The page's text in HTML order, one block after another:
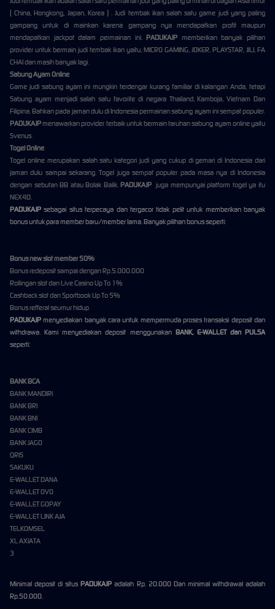
( China, Hongkong, Japan, Korea ) . Judi tembak ikan salah satu game judi yang paling
gampang untuk di mainkan karena gampang nya mendapatkan profit maupun
mendapatkan jackpot dalam permainan ini. PADUKAJP memberikan banyak pilihan
provider untuk bermain judi tembak ikan yaitu, MICRO GAMING, JOKER, PLAYSTAR, JILI, FA
CHAI dan masih banyak lagi.
Sabung Ayam Online
Game judi sabung ayam ini mungkin terdengar kurang familiar di kalangan Anda, tetapi
Sabung ayam menjadi salah satu favorite di negara Thailand, Kamboja, Vietnam Dan
Filipina. Bahkan pada jaman dulu di Indonesia permainan sabung ayam ini sempat populer.
PADUKAJPmenawarkan provider terbaik untuk bermain taruhan sabung ayam online yaitu
Svenus.
Togel Online
Togel online merupakan salah satu kategori judi yang cukup di gemari di Indonesia dari
jaman dulu sampai sekarang. Togel juga sempat populer pada masa nya di Indonesia
dengan sebutan BB atau Bolak Balik. PADUKAJP juga mempunyai platform togel ya itu
NEX4D.
PADUKAJPsebagai situs terpecaya dan tergacor tidak pelit untuk memberikan banyak
bonus untuk para member baru/member lama. Banyak pilihan bonus seperti:
Bonus new slot member 50%
Bonus redeposit sampai dengan Rp.5.000.000
Rollingan slot dan Live Casino Up To 1%
Cashback slot dan Sportbook Up To 5%
Bonus refferal seumur hidup
PADUKAJP menyediakan banyak cara untuk mempermuda proses transaksi deposit dan
withdrawa. Kami menyediakan deposit menggunakan BANK, E-WALLET dan PULSA
seperti:
BANK BCA
BANK MANDIRI
BANK BRI
BANK BNI
BANK CIMB
BANK JAGO
QRIS
SAKUKU
E-WALLET DANA
E-WALLET OVO
E-WALLET GOPAY
E-WALLET LINK AJA
TELKOMSEL
XL AXIATA
3
Minimal deposit di situsPADUKAJPadalah Rp. 20.000 Dan minimal withdrawal adalah
Rp.50.000.